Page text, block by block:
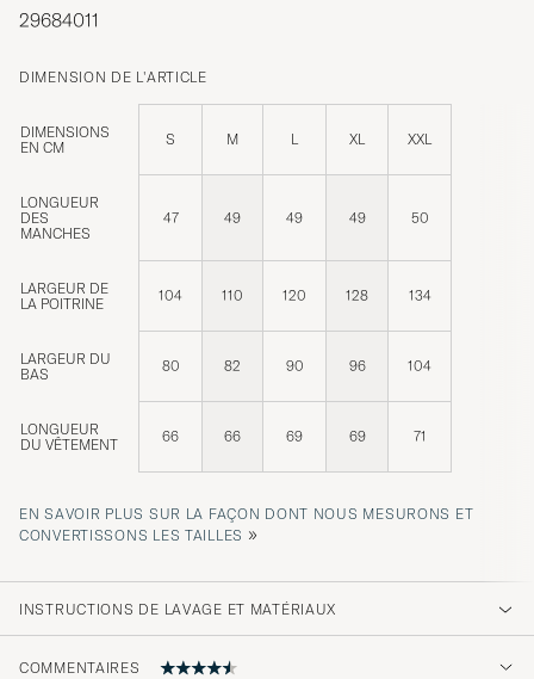
29684011
DIMENSION DE L'ARTICLE
DIMENSIONS
EN CM
S M L XL XXL
LONGUEUR
DES
MANCHES
47 49 49 49 50
LARGEUR DE
LA POITRINE
104 110 120 128 134
LARGEUR DU
BAS
80 82 90 96 104
LONGUEUR
DU VÊTEMENT
66 66 69 69 71
EN SAVOIR PLUS SUR LA FAÇON DONT NOUS MESURONS ET
CONVERTISSONS LES TAILLES »
INSTRUCTIONS DE LAVAGE ET MATÉRIAUX
COMMENTAIRES